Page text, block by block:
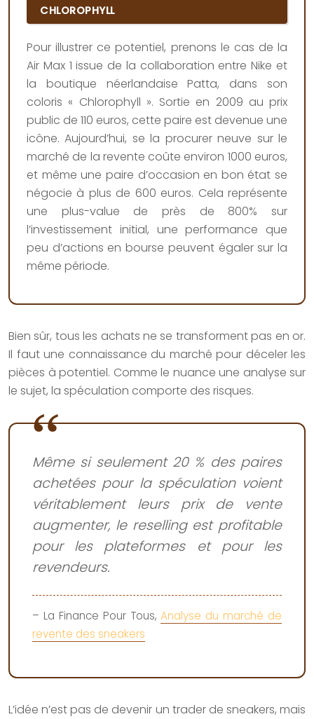
CHLOROPHYLL
Pour illustrer ce potentiel, prenons le cas de la
Air Max 1 issue de la collaboration entre Nike et
la boutique néerlandaise Patta, dans son
coloris « Chlorophyll ». Sortie en 2009 au prix
public de 110 euros, cette paire est devenue une
icône. Aujourd’hui, se la procurer neuve sur le
marché de la revente coûte environ 1000 euros,
et même une paire d’occasion en bon état se
négocie à plus de 600 euros. Cela représente
une plus-value de près de 800% sur
l’investissement initial, une performance que
peu d’actions en bourse peuvent égaler sur la
même période.
Bien sûr, tous les achats ne se transforment pas en or.
Il faut une connaissance du marché pour déceler les
pièces à potentiel. Comme le nuance une analyse sur
le sujet, la spéculation comporte des risques.
Même si seulement 20 % des paires
achetées pour la spéculation voient
véritablement leurs prix de vente
augmenter, le reselling est profitable
pour les plateformes et pour les
revendeurs.
– La Finance Pour Tous,Analyse du marché de
revente des sneakers
L’idée n’est pas de devenir un trader de sneakers, mais